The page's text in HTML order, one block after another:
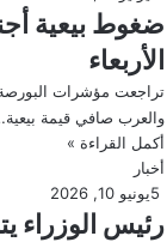
الأربعاء
تراجعت مؤشرات البورصة
والعرب صافي قيمة
أكمل القراءة »
أخبار
يونيو 10, 2026
رئيس الوزراء